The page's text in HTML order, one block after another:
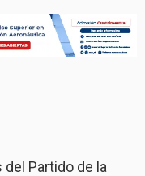
Partido de la